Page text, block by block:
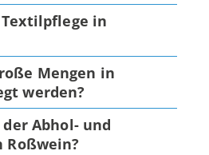
in
Mengen in
werden?
Abhol- und
Roßwein?